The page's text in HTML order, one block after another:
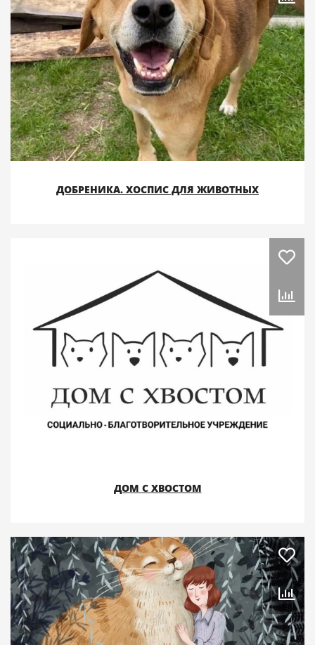
ДОБРЕНИКА. ХОСПИС ДЛЯ ЖИВОТНЫХ
ДОМ С ХВОСТОМ